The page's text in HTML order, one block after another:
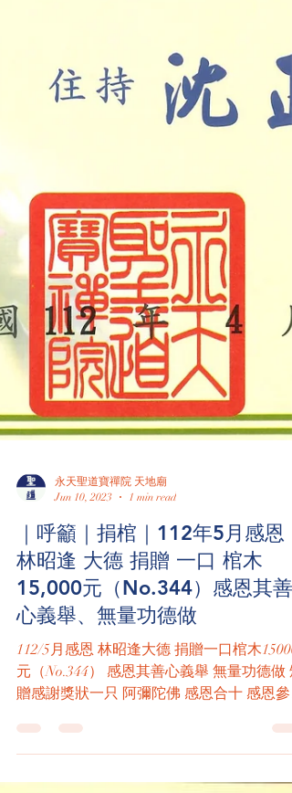
永天聖道寶禪院 天地廟